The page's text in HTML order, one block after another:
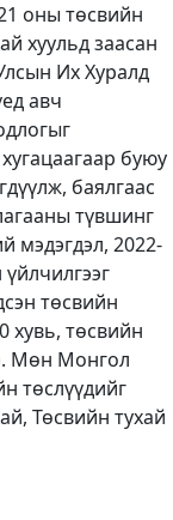
оны төсвийн
хуульд заасан
Их Хуралд
авч
буюу
баялгаас
түвшинг
мэдэгдэл, 2022-
төсвийн
хувь, төсвийн
Мөн Монгол
төслүүдийг
Төсвийн тухай